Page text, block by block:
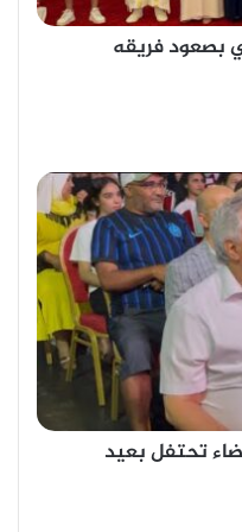
بصعود فريقه
تحتفل بعيد